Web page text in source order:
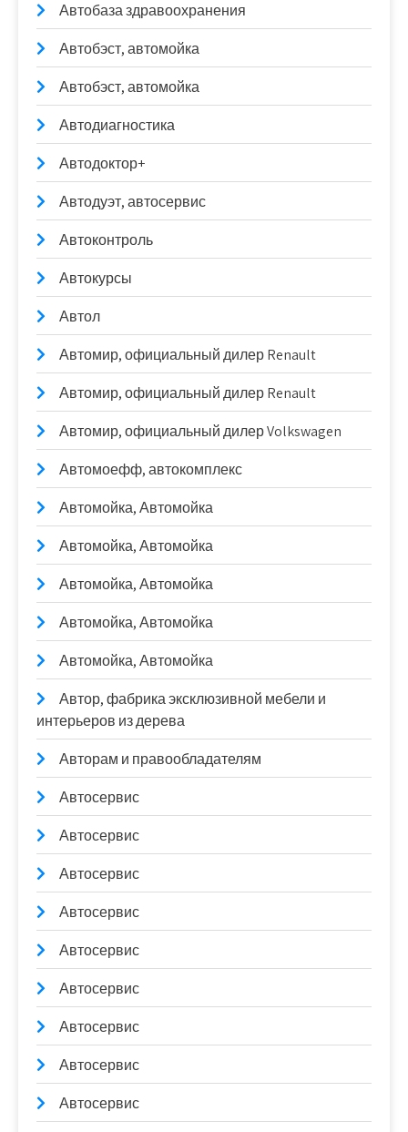
Автобаза здравоохранения
Автобэст, автомойка
Автобэст, автомойка
Автодиагностика
Автодоктор+
Автодуэт, автосервис
Автоконтроль
Автокурсы
Автол
Автомир, официальный дилер Renault
Автомир, официальный дилер Renault
Автомир, официальный дилер Volkswagen
Автомоефф, автокомплекс
Автомойка, Автомойка
Автомойка, Автомойка
Автомойка, Автомойка
Автомойка, Автомойка
Автомойка, Автомойка
Автор, фабрика эксклюзивной мебели и
интерьеров из дерева
Авторам и правообладателям
Автосервис
Автосервис
Автосервис
Автосервис
Автосервис
Автосервис
Автосервис
Автосервис
Автосервис